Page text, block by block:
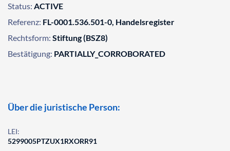
Status: ACTIVE
Referenz: FL-0001.536.501-0, Handelsregister
Rechtsform: Stiftung (BSZ8)
Bestätigung: PARTIALLY_CORROBORATED
Über die juristische Person:
LEI:
5299005PTZUX1RXORR91